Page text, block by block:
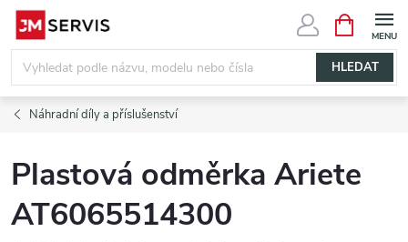
Přejít
obsah
HLEDAT
NÁKUPNÍ
KOŠÍK
Náhradní díly a příslušenství
Plastová odměrka Ariete
AT6065514300